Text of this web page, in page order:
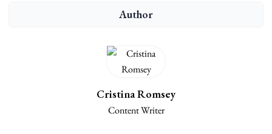
Author
Cristina Romsey
Content Writer